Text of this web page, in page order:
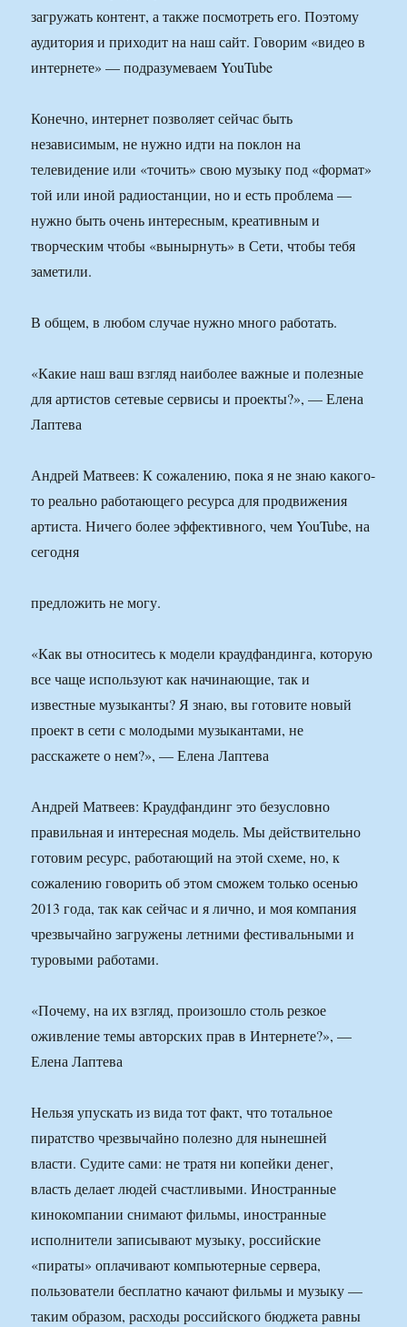
загружать контент, а также посмотреть его. Поэтому
аудитория и приходит на наш сайт. Говорим «видео в
интернете» — подразумеваем YouTube
Конечно, интернет позволяет сейчас быть
независимым, не нужно идти на поклон на
телевидение или «точить» свою музыку под «формат»
той или иной радиостанции, но и есть проблема —
нужно быть очень интересным, креативным и
творческим чтобы «вынырнуть» в Сети, чтобы тебя
заметили.
В общем, в любом случае нужно много работать.
«Какие наш ваш взгляд наиболее важные и полезные
для артистов сетевые сервисы и проекты?», — Елена
Лаптева
Андрей Матвеев: К сожалению, пока я не знаю какого-
то реально работающего ресурса для продвижения
артиста. Ничего более эффективного, чем YouTube, на
сегодня
предложить не могу.
«Как вы относитесь к модели краудфандинга, которую
все чаще используют как начинающие, так и
известные музыканты? Я знаю, вы готовите новый
проект в сети с молодыми музыкантами, не
расскажете о нем?», — Елена Лаптева
Андрей Матвеев: Краудфандинг это безусловно
правильная и интересная модель. Мы действительно
готовим ресурс, работающий на этой схеме, но, к
сожалению говорить об этом сможем только осенью
2013 года, так как сейчас и я лично, и моя компания
чрезвычайно загружены летними фестивальными и
туровыми работами.
«Почему, на их взгляд, произошло столь резкое
оживление темы авторских прав в Интернете?», —
Елена Лаптева
Нельзя упускать из вида тот факт, что тотальное
пиратство чрезвычайно полезно для нынешней
власти. Судите сами: не тратя ни копейки денег,
власть делает людей счастливыми. Иностранные
кинокомпании снимают фильмы, иностранные
исполнители записывают музыку, российские
«пираты» оплачивают компьютерные сервера,
пользователи бесплатно качают фильмы и музыку —
таким образом, расходы российского бюджета равны